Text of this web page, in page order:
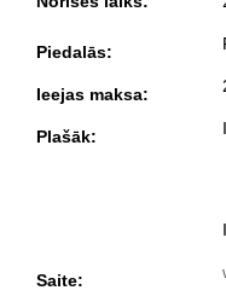
Piedalās:
Ieejas maksa:
Plašāk:
Saite: